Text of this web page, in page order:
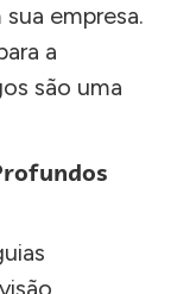
empresa.
a
são uma